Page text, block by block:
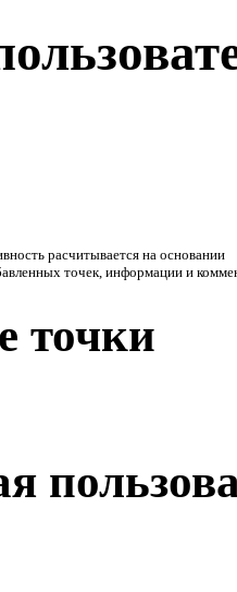
расчитывается на основании
точек, информации и
точки